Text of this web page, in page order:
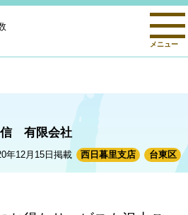
メニュー
年12月15日掲載 西日暮里支店 台東区
有限会社